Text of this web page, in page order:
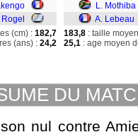
L. Mothiba
A. Lebeau
(cm) : 182,7
(ans) : 24,2
183,8 : taille
25,1 : age moyen
DU
nul contre